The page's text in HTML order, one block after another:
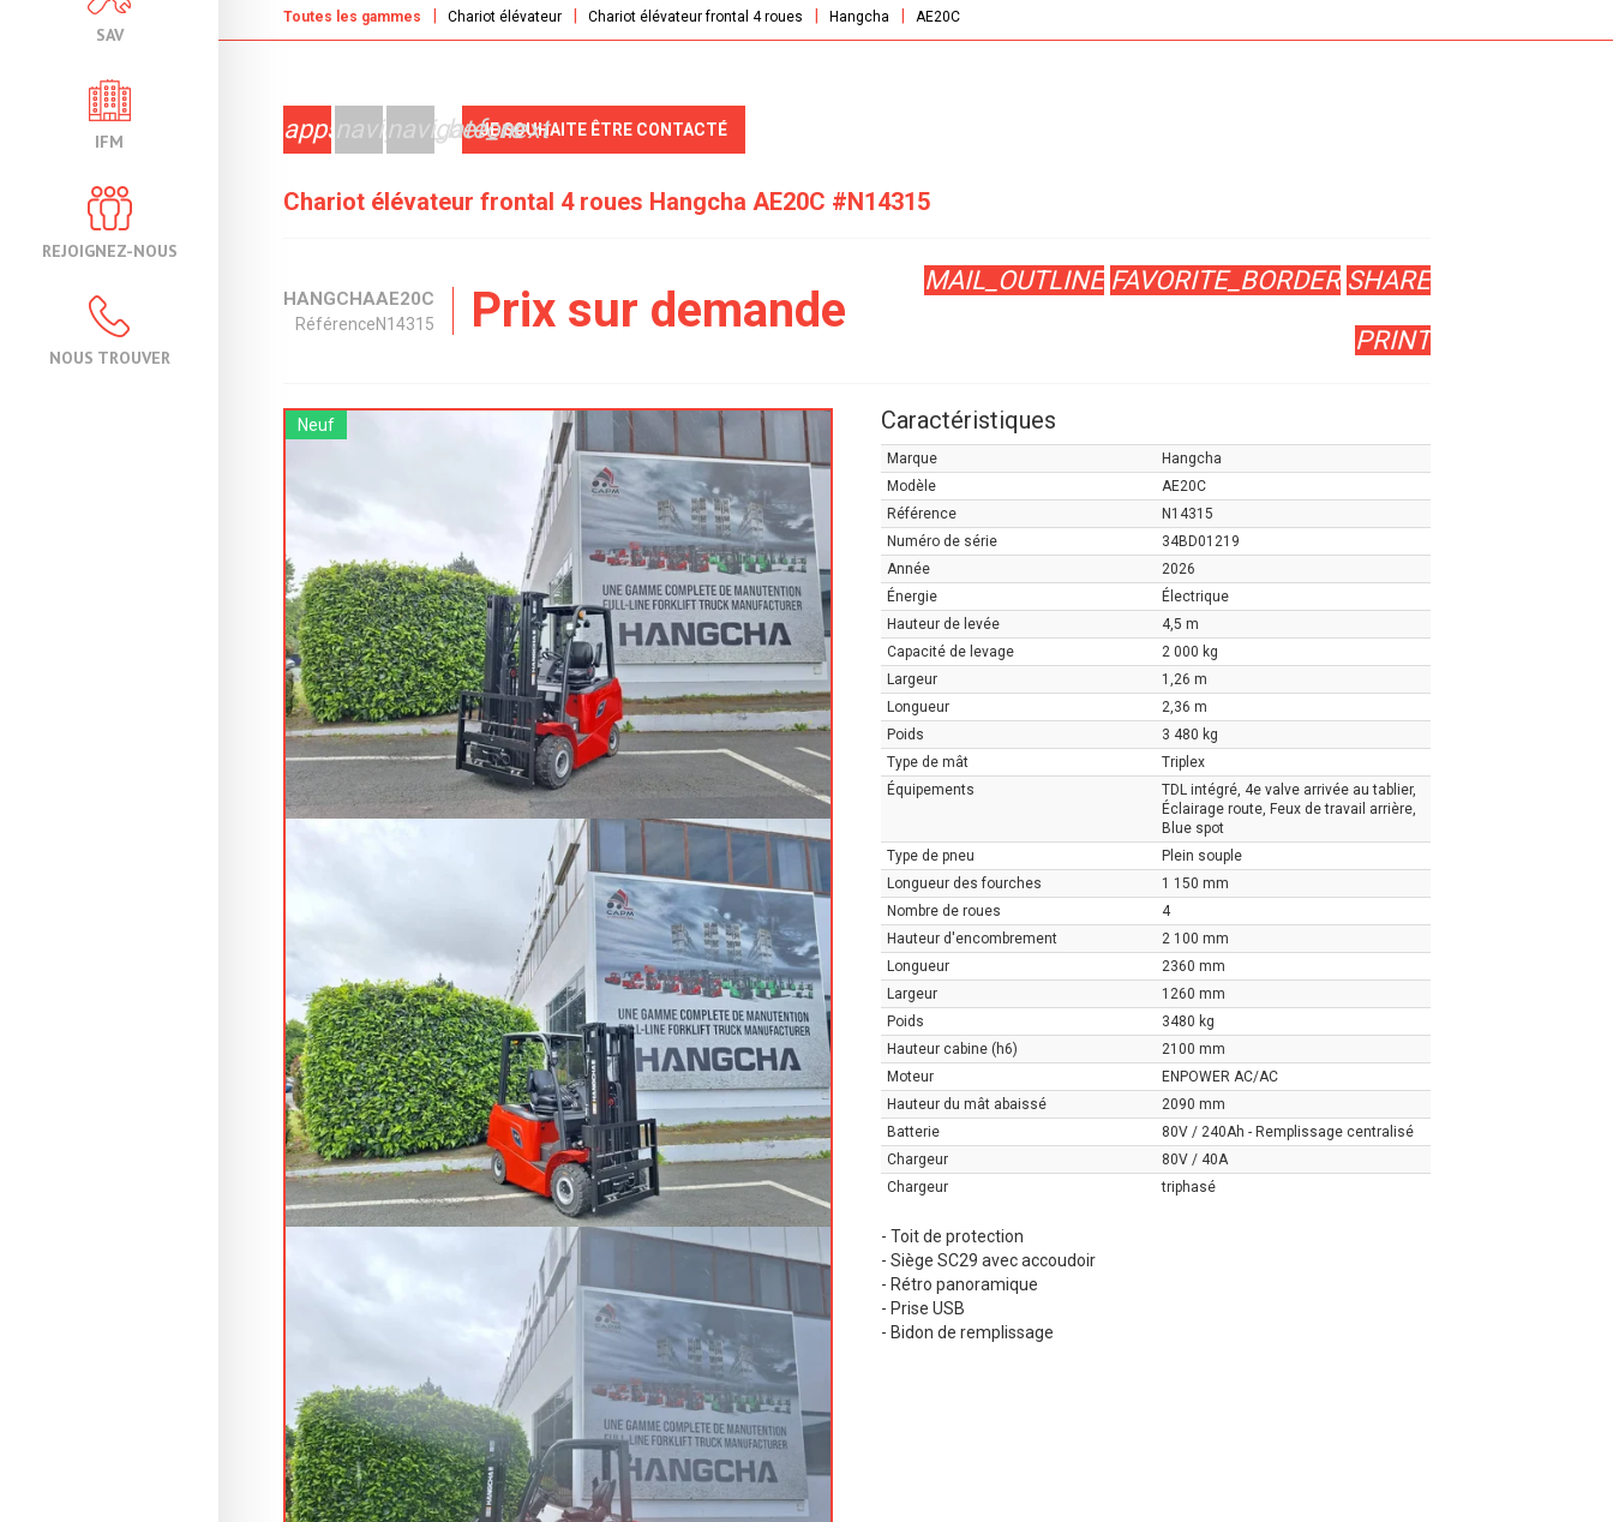
SAV
IFM
REJOIGNEZ-NOUS
NOUS TROUVER
Toutes les gammes Chariot élévateur Chariot élévateur frontal 4 roues Hangcha AE20C
Chariot élévateur frontal 4 roues Hangcha AE20C #N14315
appsnavigate_before
navigate_nextJE SOUHAITE ÊTRE CONTACTÉ
Neuf
HANGCHAAE20C
RéférenceN14315 Prix sur demande
FAVORITE_BORDER
MAIL_OUTLINE
SHARE
PRINT
Caractéristiques
Marque
Hangcha
Modèle
AE20C
Référence
N14315
Numéro de série
34BD01219
Année
2026
Énergie
Électrique
Hauteur de levée
4,5 m
Capacité de levage
2 000 kg
Largeur
1,26 m
Longueur
2,36 m
Poids
3 480 kg
Type de mât
Triplex
Équipements
TDL intégré, 4e valve arrivée au tablier,
Éclairage route, Feux de travail arrière,
Blue spot
Type de pneu
Plein souple
Longueur des fourches
1 150 mm
Nombre de roues
4
Hauteur d'encombrement
2 100 mm
Longueur
2360 mm
Largeur
1260 mm
Poids
3480 kg
Hauteur cabine (h6)
2100 mm
Moteur
ENPOWER AC/AC
Hauteur du mât abaissé
2090 mm
Batterie
80V / 240Ah - Remplissage centralisé
Chargeur
80V / 40A
Chargeur
triphasé
- Toit de protection
- Siège SC29 avec accoudoir
- Rétro panoramique
- Prise USB
- Bidon de remplissage